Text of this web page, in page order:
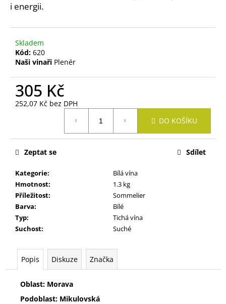
i energii.
Skladem
Kód: 620
Naši vinaři Plenér
305 Kč
252,07 Kč bez DPH
DO KOŠÍKU
Kategorie:
Bílá vína
Hmotnost:
1.3 kg
Příležitost:
Sommelier
Barva:
Bílé
Typ:
Tichá vína
Suchost: Suché
Zeptat se Sdílet
Popis Diskuze Značka
Oblast: Morava
Podoblast: Mikulovská
u
e
m
e
VELTLÍNSKÉ
ZELENÉ
KVEVRI